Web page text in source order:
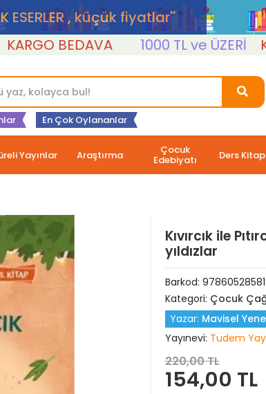
ESERLER , küçük fiyatlar''
BEDAVA 1000 TL ve ÜZERİ
En Çok Oylananlar
Yayınlar Araştırma Çocuk
Edebiyatı Ders
Kıvırcık ile
yıldızlar
Barkod:
Kategori: Çocuk
Yazar: Mavisel
Yayınevi: Tudem
220,00 TL
154,00 TL